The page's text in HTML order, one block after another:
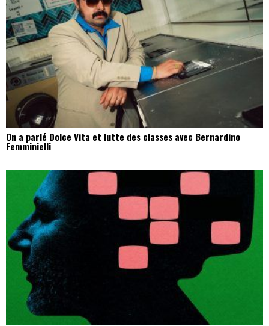
On a parlé Dolce Vita et lutte des classes avec Bernardino
Femminielli